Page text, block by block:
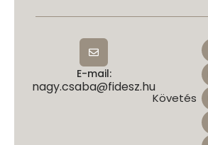
E-mail:
nagy.csaba@fidesz.hu
Követés